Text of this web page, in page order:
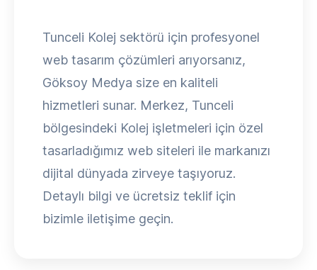
Tunceli Kolej sektörü için profesyonel
web tasarım çözümleri arıyorsanız,
Göksoy Medya size en kaliteli
hizmetleri sunar. Merkez, Tunceli
bölgesindeki Kolej işletmeleri için özel
tasarladığımız web siteleri ile markanızı
dijital dünyada zirveye taşıyoruz.
Detaylı bilgi ve ücretsiz teklif için
bizimle iletişime geçin.